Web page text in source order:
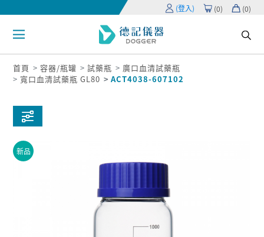
(登入) (0) (0)
首頁 容器/瓶罐 試藥瓶
廣口血清試藥瓶
寬口血清試藥瓶 GL80
ACT4038-607102
新品